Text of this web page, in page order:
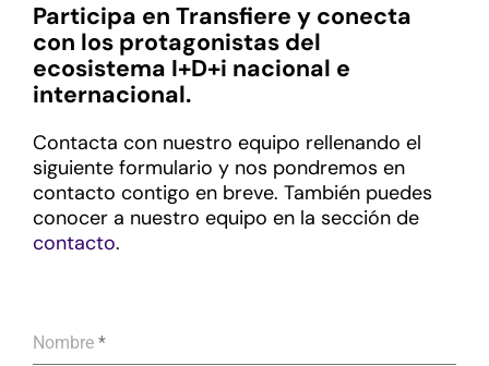
Participa en Transfiere y conecta
con los protagonistas del
ecosistema I+D+i nacional e
internacional.
Contacta con nuestro equipo rellenando el
siguiente formulario y nos pondremos en
contacto contigo en breve. También puedes
conocer a nuestro equipo en la sección de
contacto.
Nombre *